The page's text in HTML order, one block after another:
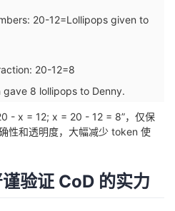
20-12=Lollipops given to
20-12=8
gave 8 lollipops to Denny.
- x = 12; x = 20 - 12 = 8”，仅保
性和透明度，大幅减少 token 使
验证 CoD 的实力